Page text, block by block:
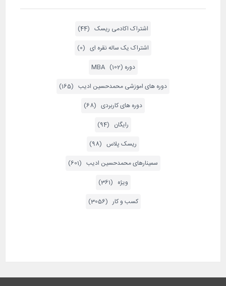
اشتراک اکادمی ریسک (44)
اشتراک یک ساله نقره ای (0)
دوره MBA (102)
دوره های اموزشی محمدحسین ادیب (165)
دوره های کاربردی (68)
رایگان (94)
ریسک پلاس (98)
سمینارهای محمدحسین ادیب (601)
ویژه (361)
کسب و کار (3056)